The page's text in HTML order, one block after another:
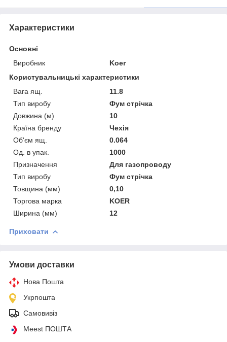
Характеристики
Основні
Виробник
Koer
Користувальницькі характеристики
Вага ящ.
11.8
Тип виробу
Фум стрічка
Довжина (м)
10
Країна бренду
Чехія
Об'єм ящ.
0.064
Од. в упак.
1000
Призначення
Для газопроводу
Тип виробу
Фум стрічка
Товщина (мм)
0,10
Торгова марка
KOER
Ширина (мм)
12
Приховати
Умови доставки
Нова Пошта
Укрпошта
Самовивіз
Meest ПОШТА